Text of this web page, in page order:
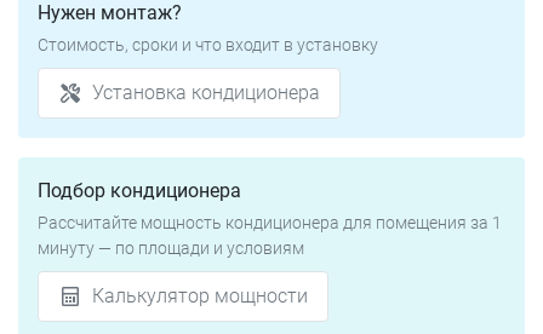
Нужен монтаж?
Стоимость, сроки и что входит в установку
Установка кондиционера
Подбор кондиционера
Рассчитайте мощность кондиционера для помещения за 1
минуту — по площади и условиям
Калькулятор мощности